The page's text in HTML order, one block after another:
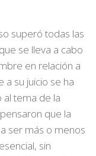
superó todas las
se lleva a cabo
en relación a
a su juicio se ha
tema de la
que la
ser más o menos
sin